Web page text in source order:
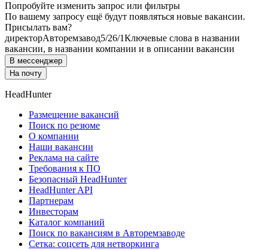
Попробуйте изменить запрос или фильтры
По вашему запросу ещё будут появляться новые вакансии.
Присылать вам?
директорАвторемзавод5/26/1Ключевые слова в названии
вакансии, в названии компании и в описании вакансии
В мессенджер
На почту
HeadHunter
Размещение вакансий
Поиск по резюме
О компании
Наши вакансии
Реклама на сайте
Требования к ПО
Безопасный HeadHunter
HeadHunter API
Партнерам
Инвесторам
Каталог компаний
Поиск по вакансиям в Авторемзаводе
Сетка: соцсеть для нетворкинга